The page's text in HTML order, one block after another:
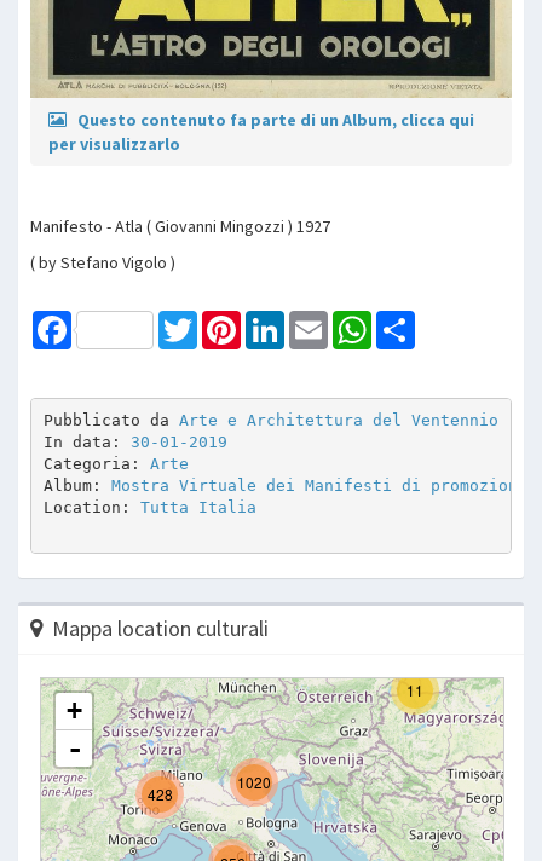
Questo contenuto fa parte di un Album, clicca qui
per visualizzarlo
Manifesto - Atla ( Giovanni Mingozzi ) 1927
( by Stefano Vigolo )
Facebook TwitterPinterestLinkedInEmail WhatsApp
Pubblicato da Arte e Architettura del Ventennio
In data: 30-01-2019
Categoria: Arte
Album: Mostra Virtuale dei Manifesti di promozione
Location: Tutta Italia
Mappa location culturali